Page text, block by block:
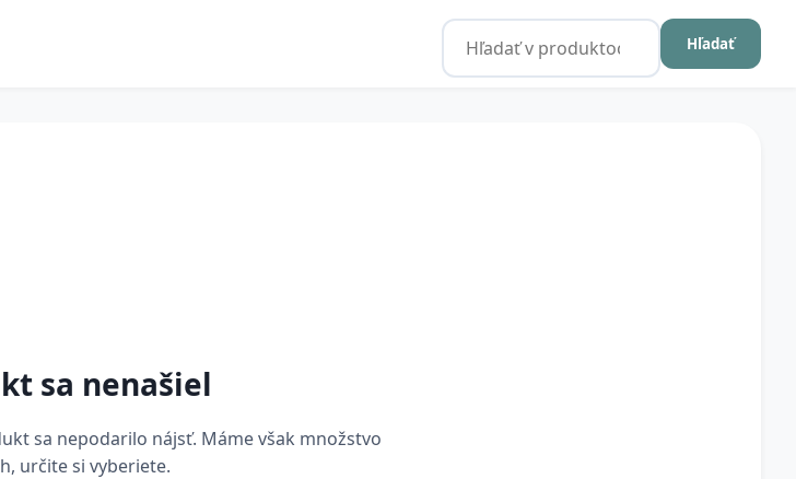
Hľadať
sa nenašiel
sa nepodarilo nájsť. Máme však množstvo
určite si vyberiete.